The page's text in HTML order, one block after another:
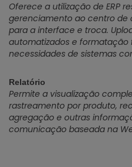
Oferece a utilização de ERP
gerenciamento ao centro
para a interface e troca.
automatizados e formatação
necessidades de sistemas
Relatório
Permite a visualização
rastreamento por produto,
agregação e outras
comunicação baseada na